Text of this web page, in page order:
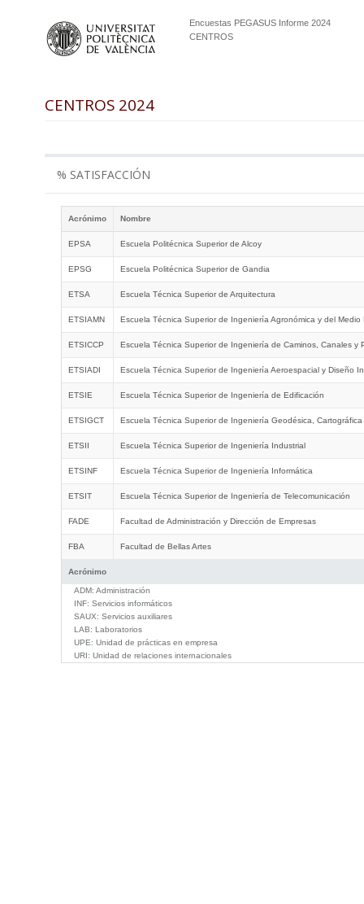
Encuestas PEGASUS Informe 2024
CENTROS
CENTROS 2024
% SATISFACCIÓN
Acrónimo Nombre
Acrónimo
EPSA Escuela Politécnica Superior de Alcoy
EPSG Escuela Politécnica Superior de Gandia
ETSA Escuela Técnica Superior de Arquitectura
ETSIAMN Escuela Técnica Superior de Ingeniería Agronómica y del Medio
ETSICCP Escuela Técnica Superior de Ingeniería de Caminos, Canales y
ETSIADI Escuela Técnica Superior de Ingeniería Aeroespacial y Diseño
ETSIE Escuela Técnica Superior de Ingeniería de Edificación
ETSIGCT Escuela Técnica Superior de Ingeniería Geodésica, Cartográfica
ETSII Escuela Técnica Superior de Ingeniería Industrial
ETSINF Escuela Técnica Superior de Ingeniería Informática
ETSIT Escuela Técnica Superior de Ingeniería de Telecomunicación
FADE Facultad de Administración y Dirección de Empresas
FBA Facultad de Bellas Artes
ADM: Administración
INF: Servicios informáticos
SAUX: Servicios auxiliares
LAB: Laboratorios
UPE: Unidad de prácticas en empresa
URI: Unidad de relaciones internacionales